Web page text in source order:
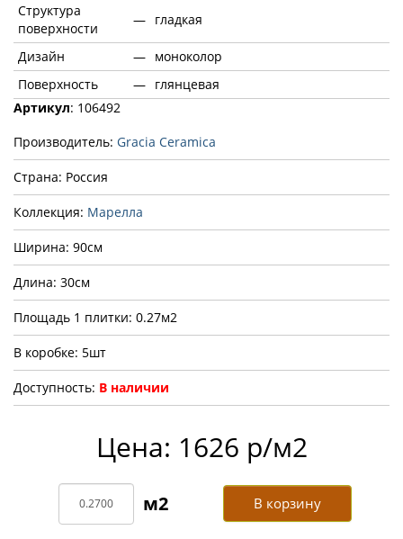
Структура
поверхности
— гладкая
Дизайн — моноколор
Поверхность
— глянцевая
Артикул: 106492
Производитель: Gracia Ceramica
Страна: Россия
Коллекция: Марелла
Ширина: 90см
Длина: 30см
Площадь 1 плитки: 0.27м2
В коробке: 5шт
Доступность: В наличии
Цена: 1626 р/м2
В корзину